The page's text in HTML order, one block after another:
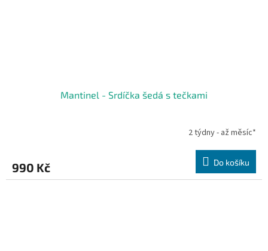
Mantinel - Srdíčka šedá s tečkami
2 týdny - až měsíc*
990 Kč Do košíku